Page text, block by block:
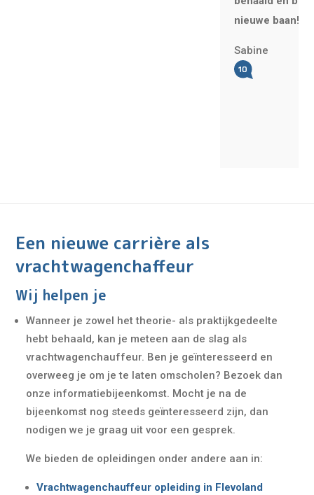
nieuwe baan!
Sabine
Een nieuwe carrière als
vrachtwagenchaffeur
Wij helpen je
Wanneer je zowel het theorie- als praktijkgedeelte
hebt behaald, kan je meteen aan de slag als
vrachtwagenchauffeur. Ben je geïnteresseerd en
overweeg je om je te laten omscholen? Bezoek dan
onze informatiebijeenkomst. Mocht je na de
bijeenkomst nog steeds geïnteresseerd zijn, dan
nodigen we je graag uit voor een gesprek.
We bieden de opleidingen onder andere aan in:
Vrachtwagenchauffeur opleiding in Flevoland